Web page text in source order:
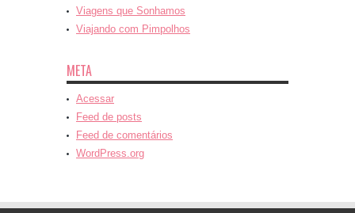
Viagens que Sonhamos
Viajando com Pimpolhos
META
Acessar
Feed de posts
Feed de comentários
WordPress.org